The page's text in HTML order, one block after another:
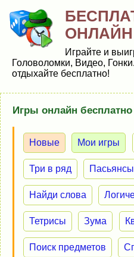
ОНЛАЙН
Играйте и
Головоломки, Видео,
отдыхайте бесплатно!
Игры онлайн бесплатно
Новые Мои игры
Три в ряд Пасьянсы
Найди слова
Тетрисы Зума
Поиск предметов